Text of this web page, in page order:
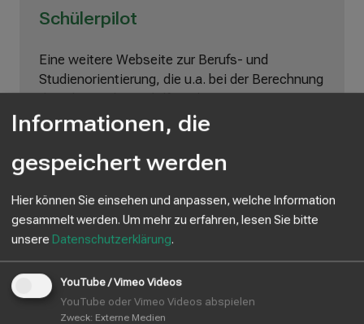
Schülerpilot
Eine weitere Webseite zur Berufs- und
Studienorientierung, die u.a. bei der Berechnung
Orientierungstest, ebenso wie eine Numerus-
Clausus-Datenbank bereithält, hat das Start-Up
„Schülerpilot“ aufgesetzt. Der Test ist einfach
zu bedienen und arbeitet auf Grundlage
bewährter psychologischer Modelle. Er wurde
an die Bedürfnisse der Zielgruppe angepasst
und ermöglicht euch eine erste Einschätzung
Fähigkeiten.
Informationen, die
gespeichert werden
Hier können Sie einsehen und anpassen, welche Information
gesammelt werden. Um mehr zu erfahren, lesen Sie bitte
unsere Datenschutzerklärung.
YouTube / Vimeo Videos
YouTube oder Vimeo Videos abspielen
Zweck: Externe Medien